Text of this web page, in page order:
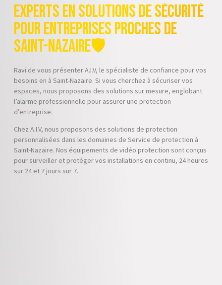
Experts en Solutions de Sécurité
pour Entreprises proches de
Saint-Nazaire🛡️
Ravi de vous présenter A.I.V, le spécialiste de confiance pour vos
besoins en à Saint-Nazaire. Si vous cherchez à sécuriser vos
espaces, nous proposons des solutions sur mesure, englobant
l’alarme professionnelle pour assurer une protection
d’entreprise.
Chez A.I.V, nous proposons des solutions de protection
personnalisées dans les domaines de Service de protection à
Saint-Nazaire. Nos équipements de vidéo protection sont conçus
pour surveiller et protéger vos installations en continu, 24 heures
sur 24 et 7 jours sur 7.